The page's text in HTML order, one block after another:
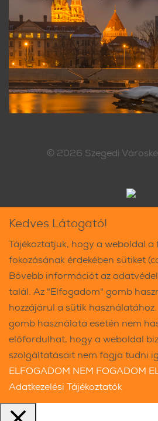
© 2026 Szegedi
Kedves Látogató!
Tájékoztatjuk, hogy a weboldal
fokozásának érdekében sütiket
Bővebb információt az
talál. Az "Elfogadom" gomb
hozzájárul a sütik
gomb használata esetén nem
előfordulhat, hogy a weboldal
szolgáltatásait nem fogja tudni
ELFOGADOM NEM FOGADOM
Adatkezelési Tájékoztatók